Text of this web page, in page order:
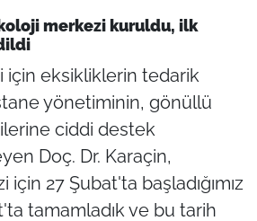
merkezi kuruldu, ilk
için eksikliklerin tedarik
yönetiminin, gönüllü
ciddi destek
Doç. Dr. Karaçin,
27 Şubat'ta başladığımız
tamamladık ve bu tarih